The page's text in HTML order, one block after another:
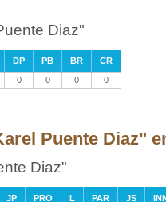
Diaz"
DP PB BR
CR
0 0 0 0
Puente Diaz"
Diaz"
JP PRO L PAR JS